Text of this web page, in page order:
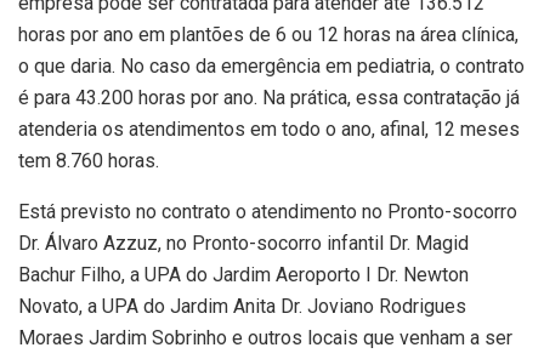
horas por ano em plantões de 6 ou 12 horas na área clínica,
o que daria. No caso da emergência em pediatria, o contrato
é para 43.200 horas por ano. Na prática, essa contratação já
atenderia os atendimentos em todo o ano, afinal, 12 meses
tem 8.760 horas.
Está previsto no contrato o atendimento no Pronto-socorro
Dr. Álvaro Azzuz, no Pronto-socorro infantil Dr. Magid
Bachur Filho, a UPA do Jardim Aeroporto I Dr. Newton
Novato, a UPA do Jardim Anita Dr. Joviano Rodrigues
Moraes Jardim Sobrinho e outros locais que venham a ser